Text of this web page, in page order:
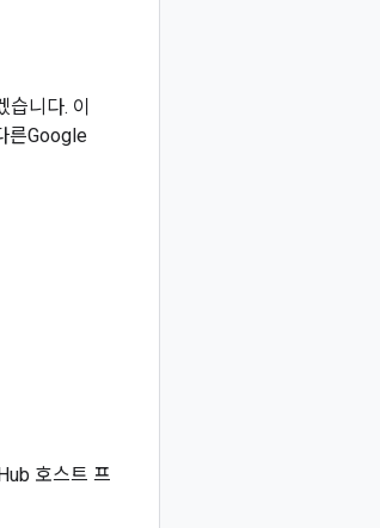
니다. 이
른Google
호스트 프